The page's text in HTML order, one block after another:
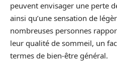
peuvent envisager une perte
ainsi qu’une sensation de
nombreuses personnes
leur qualité de sommeil, un
termes de bien-être général.